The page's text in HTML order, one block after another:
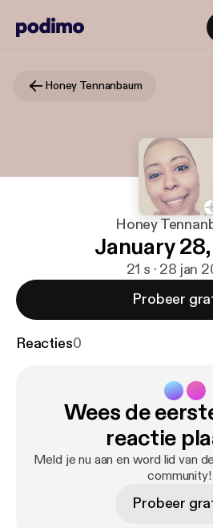
Honey Tennanbaum
Honey
January
21 s · 28 jan
Probeer
Reacties0
Wees de
reactie
Meld je nu aan en word lid van
community!
Probeer